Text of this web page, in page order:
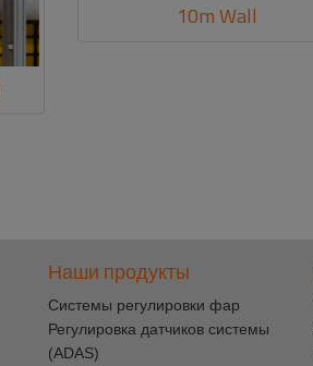
10m Wall
Наши продукты
Cистемы регулировки фар
Регулировка датчиков системы
(ADAS)